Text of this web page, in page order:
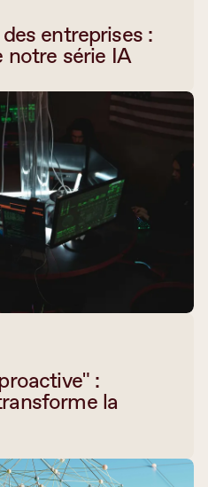
entreprises :
notre série IA
:
la